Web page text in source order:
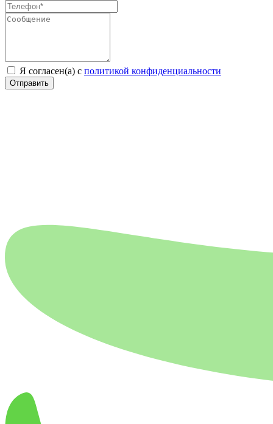
Я согласен(а) с политикой конфиденциальности
Отправить